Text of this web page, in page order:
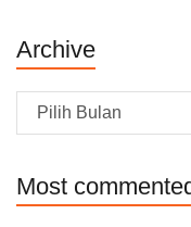
Archive
Archive
Most